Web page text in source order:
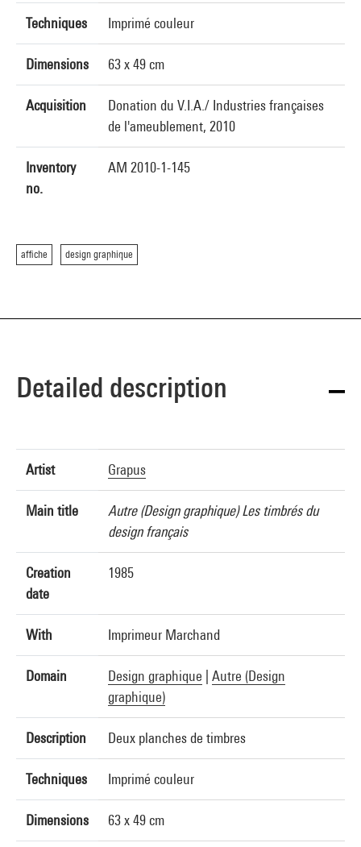
Techniques Imprimé couleur
Dimensions 63 x 49 cm
Acquisition
Donation du V.I.A./ Industries françaises
de l'ameublement, 2010
Inventory
no.
AM 2010-1-145
affiche design graphique
Detailed description
Artist Grapus
Main title
Autre (Design graphique) Les timbrés du
design français
Creation
date
1985
With Imprimeur Marchand
Domain Design graphique
Autre (Design
graphique)
Description Deux planches de timbres
Techniques Imprimé couleur
Dimensions 63 x 49 cm